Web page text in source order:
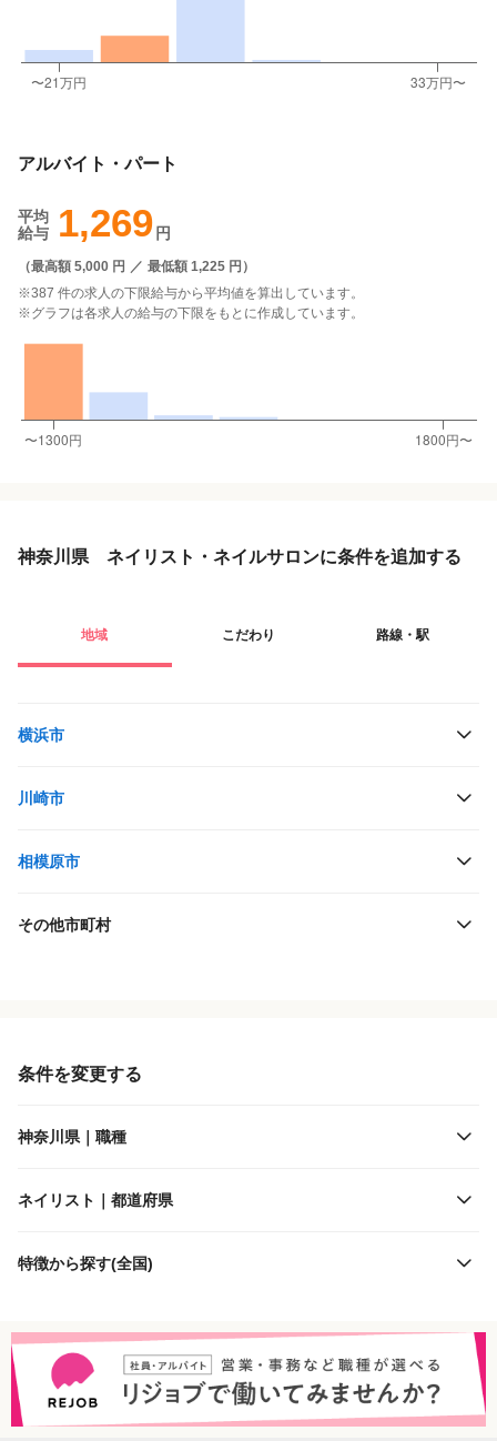
アルバイト・パート
平均
給与
1,269 円
（最高額 5,000 円 ／ 最低額 1,225 円 ）
※387 件の求人の下限給与から平均値を算出しています。
※グラフは各求人の給与の下限をもとに作成しています。
神奈川県 ネイリスト・ネイルサロンに条件を追加する
地域 こだわり 路線・駅
横浜市
川崎市
相模原市
その他市町村
勤務体制
特徴
相模鉄道
横浜高速鉄道
条件を変更する
神奈川県｜職種
ネイリスト｜都道府県
特徴から探す(全国)